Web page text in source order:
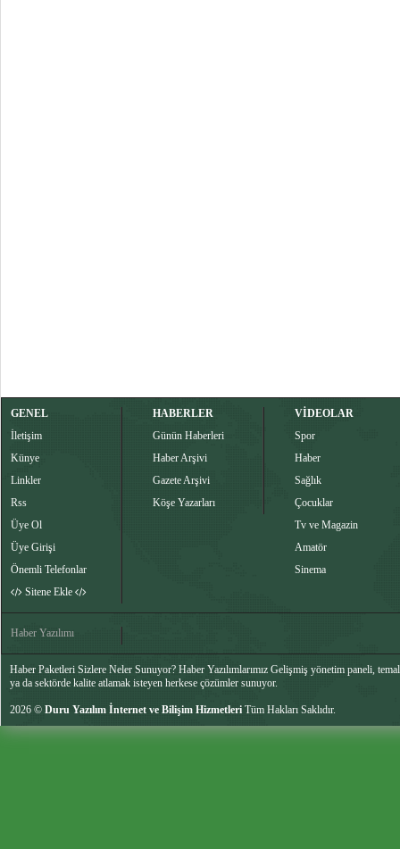
GENEL
İletişim
Künye
Linkler
Rss
Üye Ol
Üye Girişi
Önemli Telefonlar
Sitene Ekle
HABERLER
Günün Haberleri
Haber Arşivi
Gazete Arşivi
Köşe Yazarları
VİDEOLAR
Spor
Haber
Sağlık
Çocuklar
Tv ve Magazin
Amatör
Sinema
Haber Yazılımı
Haber Paketleri Sizlere Neler Sunuyor? Haber Yazılımlarımız Gelişmiş yönetim paneli,
ya da sektörde kalite atlamak isteyen herkese çözümler sunuyor.
2026 © Duru Yazılım İnternet ve Bilişim Hizmetleri Tüm Hakları Saklıdır.